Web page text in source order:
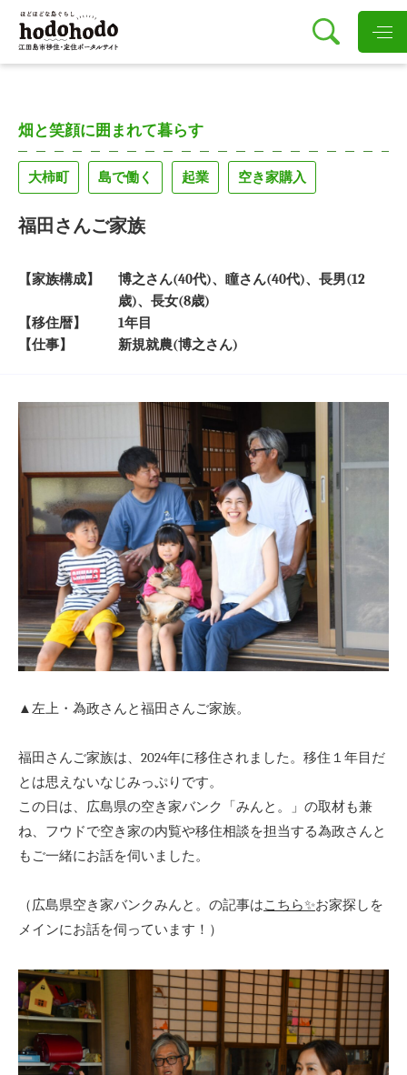
畑と笑顔に囲まれて暮らす
大柿町 島で働く 起業 空き家購入
福田さんご家族
【家族構成】
博之さん(40代)、瞳さん(40代)、長男(12
歳)、長女(8歳)
【移住暦】
1年目
【仕事】
新規就農(博之さん)
▲左上・為政さんと福田さんご家族。
福田さんご家族は、2024年に移住されました。移住１年目だ
とは思えないなじみっぷりです。
この日は、広島県の空き家バンク「みんと。」の取材も兼
ね、フウドで空き家の内覧や移住相談を担当する為政さんと
もご一緒にお話を伺いました。
（広島県空き家バンクみんと。の記事はこちら✨お家探しを
メインにお話を伺っています！）